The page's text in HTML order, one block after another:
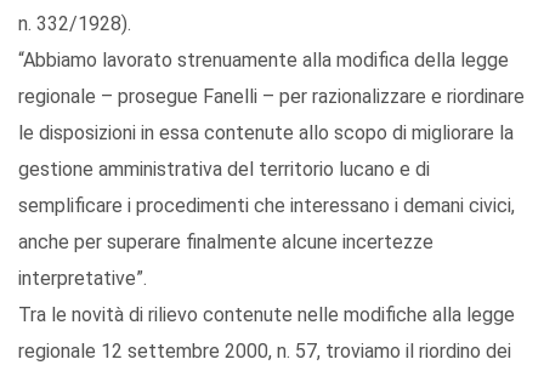
n. 332/1928).
“Abbiamo lavorato strenuamente alla modifica della legge
regionale – prosegue Fanelli – per razionalizzare e riordinare
le disposizioni in essa contenute allo scopo di migliorare la
gestione amministrativa del territorio lucano e di
semplificare i procedimenti che interessano i demani civici,
anche per superare finalmente alcune incertezze
interpretative”.
Tra le novità di rilievo contenute nelle modifiche alla legge
regionale 12 settembre 2000, n. 57, troviamo il riordino dei